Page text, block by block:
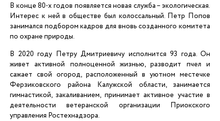
В конце 80-х годов появляется новая служба – экологическая.
Интерес к ней в обществе был колоссальный. Петр Попов
занимался подбором кадров для вновь созданного комитета
по охране природы.
В 2020 году Петру Дмитриевичу исполнится 93 года. Он
живет активной полноценной жизнью, разводит пчел и
сажает свой огород, расположенный в уютном местечке
Ферзиковского района Калужской области, занимается
гимнастикой, закаливанием, принимает активное участие в
деятельности ветеранской организации Приокского
управления Ростехнадзора.